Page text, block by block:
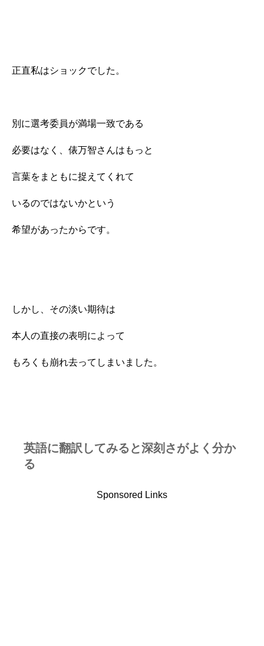
正直私はショックでした。
別に選考委員が満場一致である
必要はなく、俵万智さんはもっと
言葉をまともに捉えてくれて
いるのではないかという
希望があったからです。
しかし、その淡い期待は
本人の直接の表明によって
もろくも崩れ去ってしまいました。
英語に翻訳してみると深刻さがよく分か
る
Sponsored Links